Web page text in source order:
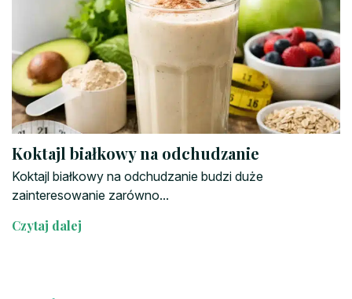
Koktajl białkowy na odchudzanie
Koktajl białkowy na odchudzanie budzi duże
zainteresowanie zarówno...
Czytaj dalej